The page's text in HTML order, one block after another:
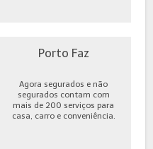
Porto Faz
Agora segurados e não
segurados contam com
mais de 200 serviços para
casa, carro e conveniência.